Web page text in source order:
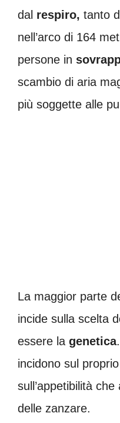
dal respiro, tanto
nell’arco di 164
persone in
scambio di aria
più soggette alle
La maggior parte
incide sulla scelta
essere la genetica
incidono sul
sull’appetibilità
delle zanzare.